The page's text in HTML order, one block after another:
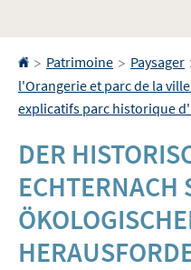
Accueil
> Patrimoine > Paysager
l'Orangerie et parc de la
explicatifs parc historique
DER
ECHTERNACH